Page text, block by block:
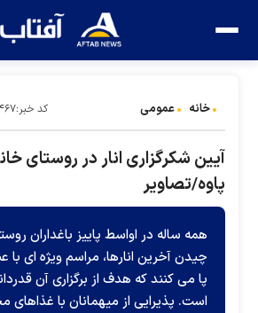
خانه عمومی کد خبر:۴۸۶۴۶۷
آیین شکرگزاری انار در روستای
پاوه/تصاویر
همه ساله در اواسط پاییز باغداران
چیدن آخرین انارها، مراسم ویژه ای با
پا می کنند که هدف از برگزاری آن
است. پذیرایی از میهمانان با غذاهای